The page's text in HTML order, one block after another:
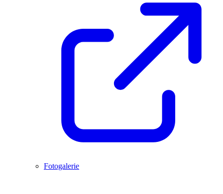
Fotogalerie